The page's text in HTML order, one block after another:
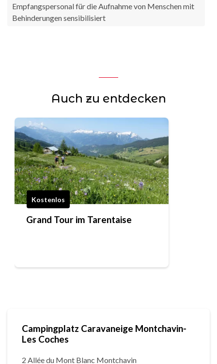
Empfangspersonal für die Aufnahme von Menschen mit
Behinderungen sensibilisiert
Auch zu entdecken
Kostenlos
Grand Tour im Tarentaise
Campingplatz Caravaneige Montchavin-
Les Coches
2 Allée du Mont Blanc Montchavin